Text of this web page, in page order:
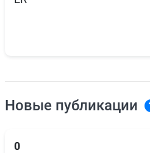
Новые публикации
0